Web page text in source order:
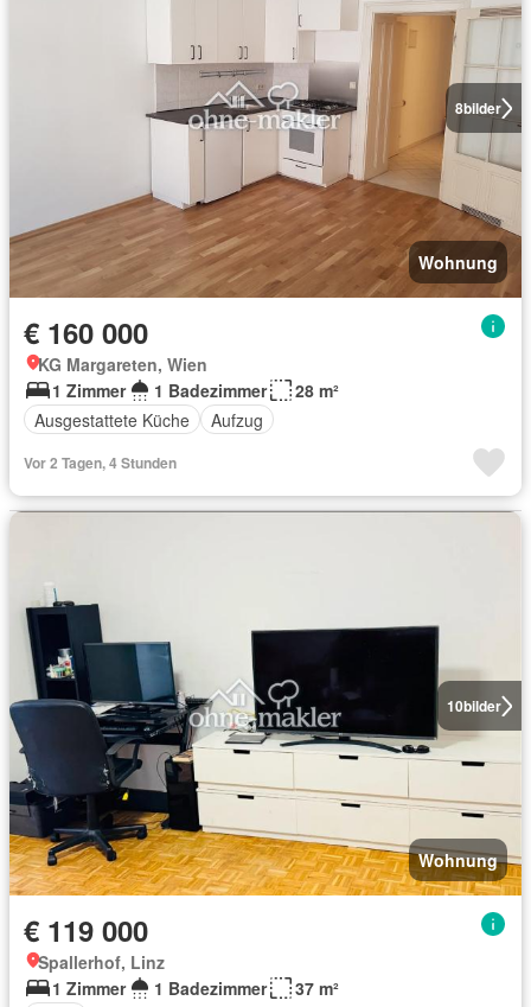
8bilder
Wohnung
€ 160 000
KG Margareten, Wien
1 Zimmer
1 Badezimmer
28 m²
Ausgestattete Küche
Aufzug
Vor 2 Tagen, 4 Stunden
10bilder
Wohnung
€ 119 000
Spallerhof, Linz
1 Zimmer
1 Badezimmer
37 m²